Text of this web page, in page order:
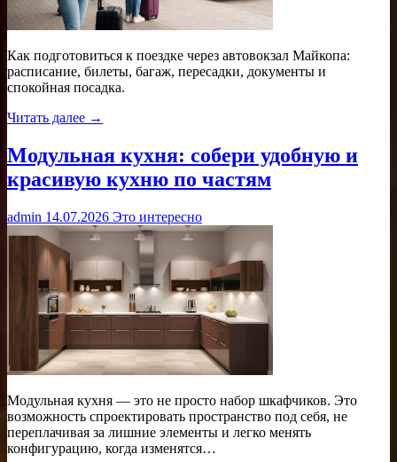
Как подготовиться к поездке через автовокзал Майкопа:
расписание, билеты, багаж, пересадки, документы и
спокойная посадка.
Читать далее →
Модульная кухня: собери удобную и
красивую кухню по частям
admin 14.07.2026 Это интересно
Модульная кухня — это не просто набор шкафчиков. Это
возможность спроектировать пространство под себя, не
переплачивая за лишние элементы и легко менять
конфигурацию, когда изменятся…